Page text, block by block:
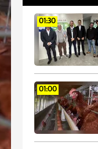
01:30
01:00